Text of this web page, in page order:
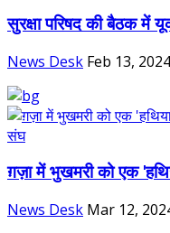
सुरक्षा परिषद की बैठक में
News Desk Feb 13, 2024
ग़ज़ा में भुखमरी को एक
News Desk Mar 12,